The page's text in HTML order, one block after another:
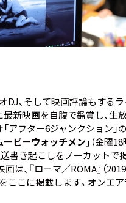
DJ、そして映画評論もする
最新映画を自腹で鑑賞し、生
アフター6ジャンクション」
ービーウォッチメン」 （金曜
送書き起こしをノーカットで
は、『ローマ／ROMA』（2019
ここに掲載します。オンエ